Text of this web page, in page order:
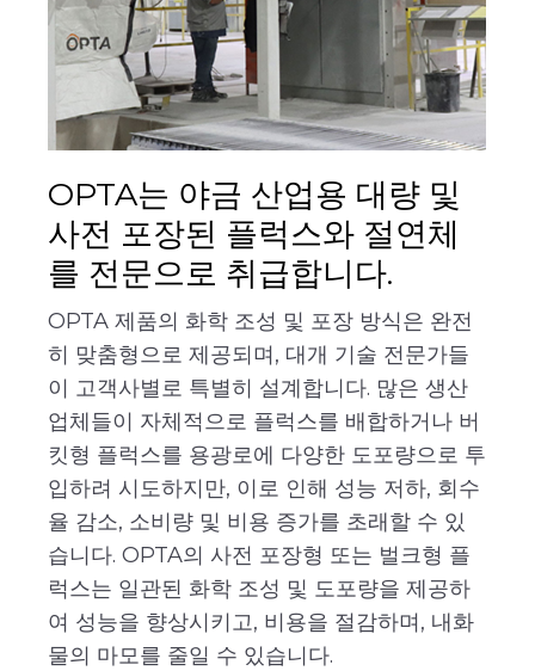
OPTA는 야금 산업용 대량 및
사전 포장된 플럭스와 절연체
를 전문으로 취급합니다.
OPTA 제품의 화학 조성 및 포장 방식은 완전
히 맞춤형으로 제공되며, 대개 기술 전문가들
이 고객사별로 특별히 설계합니다. 많은 생산
업체들이 자체적으로 플럭스를 배합하거나 버
킷형 플럭스를 용광로에 다양한 도포량으로 투
입하려 시도하지만, 이로 인해 성능 저하, 회수
율 감소, 소비량 및 비용 증가를 초래할 수 있
습니다. OPTA의 사전 포장형 또는 벌크형 플
럭스는 일관된 화학 조성 및 도포량을 제공하
여 성능을 향상시키고, 비용을 절감하며, 내화
물의 마모를 줄일 수 있습니다.